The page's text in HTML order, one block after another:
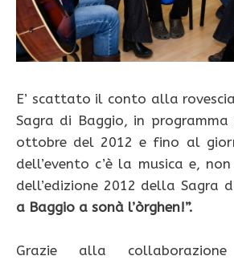
E’ scattato il conto alla
Sagra di Baggio, in
ottobre del 2012 e fino al
dell’evento c’è la musica e,
dell’edizione 2012 della Sagra
a Baggio a sonà l’òrghen!”.
Grazie alla